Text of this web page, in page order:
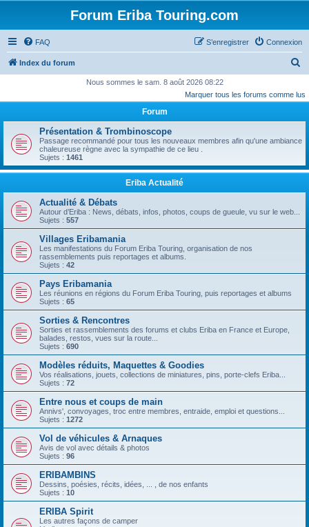
Forum Eriba Touring.com
FAQ Connexion
S’enregistrer
Index du forum
c
r
e
Nous sommes le sam. 8 août 2026 08:22
Marquer tous les forums comme lus
Forum
Présentation & Trombinoscope
Passage recommandé pour tous les nouveaux membres afin qu'une ambiance
chaleureuse règne avec la sympathie de ce lieu .
Sujets : 1461
Eriba Actualité
Actualité & Débats
Autour d’Eriba : News, débats, infos, photos, coups de gueule, vu sur le web...
Sujets : 557
Villages Eribamania
Les manifestations du Forum Eriba Touring, organisation de nos
rassemblements puis reportages et albums.
Sujets : 42
Pays Eribamania
Les réunions en régions du Forum Eriba Touring, puis reportages et albums
Sujets : 65
Sorties & Rencontres
Sorties et rassemblements des forums et clubs Eriba en France et Europe,
balades, restos, vues sur la route...
Sujets : 690
Modèles réduits, Maquettes & Goodies
Vos réalisations, jouets, collections de miniatures, pins, porte-clefs Eriba...
Sujets : 72
Entre nous et coups de main
Annivs', convoyages, troc entre membres, entraide, emploi et questions...
Sujets : 1272
Vol de véhicules & Arnaques
Avis de vol avec détails & photos
Sujets : 96
ERIBAMBINS
Dessins, poésies, récits, idées, ... , de nos enfants
Sujets : 10
ERIBA Spirit
Les autres façons de camper